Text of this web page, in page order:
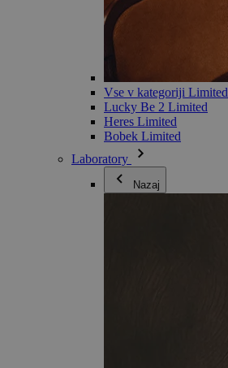
Vse v kategoriji Limited
Lucky Be 2 Limited
Heres Limited
Bobek Limited
Laboratory
Nazaj